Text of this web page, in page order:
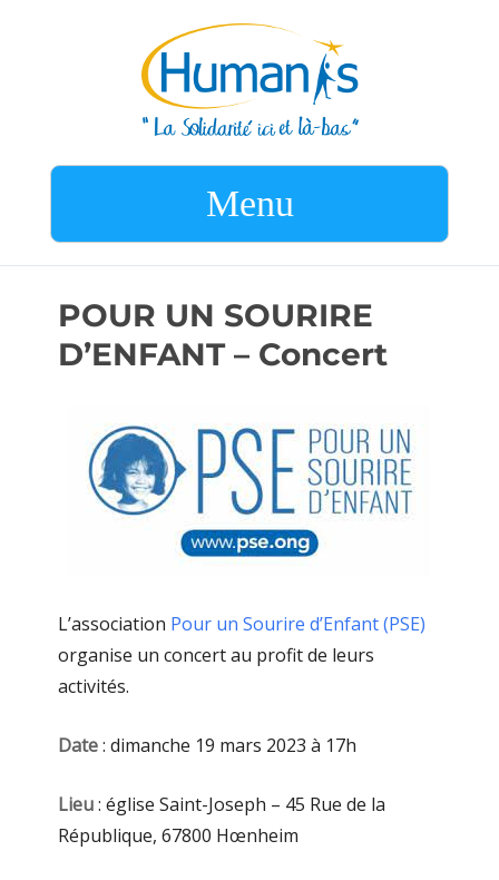
Menu
POUR UN SOURIRE
D’ENFANT – Concert
L’association Pour un Sourire d’Enfant (PSE)
organise un concert au profit de leurs
activités.
Date: dimanche 19 mars 2023 à 17h
Lieu: église Saint-Joseph – 45 Rue de la
République, 67800 Hœnheim